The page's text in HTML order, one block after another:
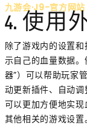
九游会·J9-官方网站
4. 使用
除了游戏内的设置
示自己的血量数据
器”）可以帮助玩家
动更新插件、自动
可以更加方便地实
其他相关的游戏设置。